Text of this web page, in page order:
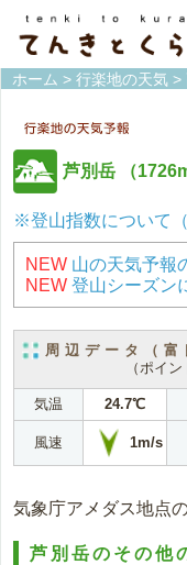
ホーム > 行楽地の天気 >
芦別岳 （
※登山指数について
NEW 山の天気予報
NEW 登山シーズン
周辺データ（富
（ポイ
気温 24.7℃
風速 1m/s
気象庁アメダス地点
芦別岳のその他